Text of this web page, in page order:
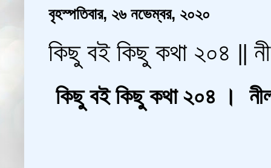
বৃহস্পতিবার, ২৬ নভেম্বর, ২০২০
কিছু বই কিছু কথা ২০৪ ||
কিছু বই কিছু কথা ২০৪ ।